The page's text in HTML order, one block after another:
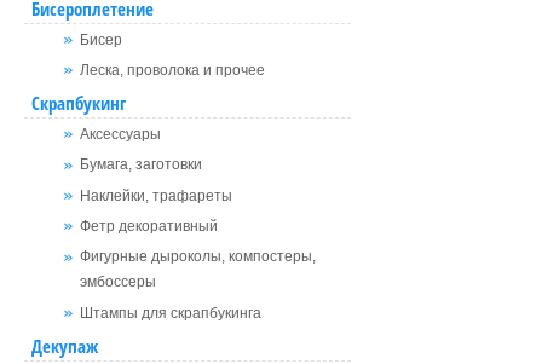
Бисероплетение
Бисер
Леска, проволока и прочее
Скрапбукинг
Аксессуары
Бумага, заготовки
Наклейки, трафареты
Фетр декоративный
Фигурные дыроколы, компостеры,
эмбоссеры
Штампы для скрапбукинга
Декупаж